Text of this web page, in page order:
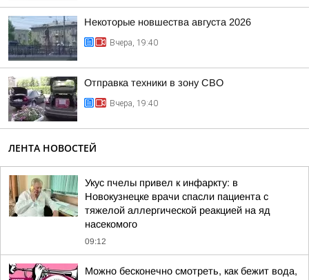
Некоторые новшества августа 2026
Вчера, 19:40
Отправка техники в зону СВО
Вчера, 19:40
ЛЕНТА НОВОСТЕЙ
Укус пчелы привел к инфаркту: в
Новокузнецке врачи спасли пациента с
тяжелой аллергической реакцией на яд
насекомого
09:12
Можно бесконечно смотреть, как бежит вода,